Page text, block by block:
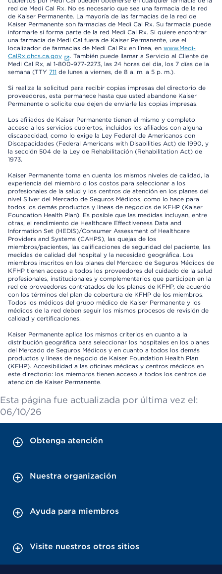
red de Medi Cal Rx. No es necesario que sea una farmacia de la red
de Kaiser Permanente. La mayoría de las farmacias de la red de
Kaiser Permanente son farmacias de Medi Cal Rx. Su farmacia puede
informarle si forma parte de la red Medi Cal Rx. Si quiere encontrar
una farmacia de Medi Cal fuera de Kaiser Permanente, use el
localizador de farmacias de Medi Cal Rx en línea, en www.Medi-
CalRx.dhcs.ca.gov
. También puede llamar a Servicio al Cliente de
Medi Cal Rx, al 1-800-977-2273, las 24 horas del día, los 7 días de la
semana (TTY 711 de lunes a viernes, de 8 a. m. a 5 p. m.).
Si realiza la solicitud para recibir copias impresas del directorio de
proveedores, esta permanece hasta que usted abandone Kaiser
Permanente o solicite que dejen de enviarle las copias impresas.
Los afiliados de Kaiser Permanente tienen el mismo y completo
acceso a los servicios cubiertos, incluidos los afiliados con alguna
discapacidad, como lo exige la Ley Federal de Americanos con
Discapacidades (Federal Americans with Disabilities Act) de 1990, y
la sección 504 de la Ley de Rehabilitación (Rehabilitation Act) de
1973.
Kaiser Permanente toma en cuenta los mismos niveles de calidad, la
experiencia del miembro o los costos para seleccionar a los
profesionales de la salud y los centros de atención en los planes del
nivel Silver del Mercado de Seguros Médicos, como lo hace para
todos los demás productos y líneas de negocios de KFHP (Kaiser
Foundation Health Plan). Es posible que las medidas incluyan, entre
otras, el rendimiento de Healthcare Effectiveness Data and
Information Set (HEDIS)/Consumer Assessment of Healthcare
Providers and Systems (CAHPS), las quejas de los
miembros/pacientes, las calificaciones de seguridad del paciente, las
medidas de calidad del hospital y la necesidad geográfica. Los
miembros inscritos en los planes del Mercado de Seguros Médicos de
KFHP tienen acceso a todos los proveedores del cuidado de la salud
profesionales, institucionales y complementarios que participan en la
red de proveedores contratados de los planes de KFHP, de acuerdo
con los términos del plan de cobertura de KFHP de los miembros.
Todos los médicos del grupo médico de Kaiser Permanente y los
médicos de la red deben seguir los mismos procesos de revisión de
calidad y certificaciones.
Kaiser Permanente aplica los mismos criterios en cuanto a la
distribución geográfica para seleccionar los hospitales en los planes
del Mercado de Seguros Médicos y en cuanto a todos los demás
productos y líneas de negocio de Kaiser Foundation Health Plan
(KFHP). Accesibilidad a las oficinas médicas y centros médicos en
este directorio: los miembros tienen acceso a todos los centros de
atención de Kaiser Permanente.
Esta página fue actualizada por última vez el:
06/10/26
Obtenga atención
Nuestra organización
Ayuda para miembros
Visite nuestros otros sitios